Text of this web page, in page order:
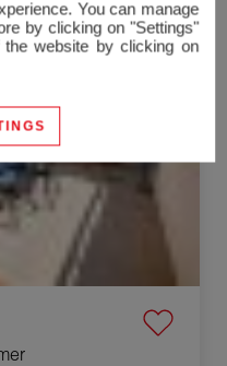
166.95 m²
You can manage
by clicking on "Settings"
website by clicking on